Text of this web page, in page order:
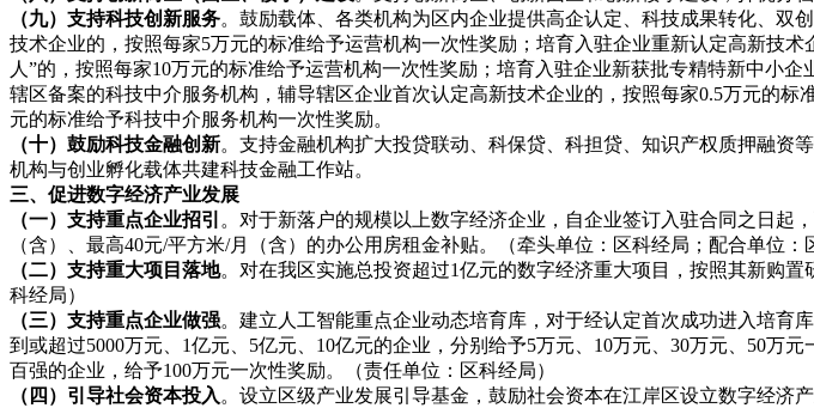
（九）支持科技创新服务。鼓励载体、各类机构为区内企业提供高企认定、科技成果转化、双
技术企业的，按照每家5万元的标准给予运营机构一次性奖励；培育入驻企业重新认定高新技
人”的，按照每家10万元的标准给予运营机构一次性奖励；培育入驻企业新获批专精特新中小企
辖区备案的科技中介服务机构，辅导辖区企业首次认定高新技术企业的，按照每家0.5万元的标
元的标准给予科技中介服务机构一次性奖励。
（十）鼓励科技金融创新。支持金融机构扩大投贷联动、科保贷、科担贷、知识产权质押融资
机构与创业孵化载体共建科技金融工作站。
三、促进数字经济产业发展
（一）支持重点企业招引 。对于新落户的规模以上数字经济企业，自企业签订入驻合同之日起
（含）、最高40元/平方米/月（含）的办公用房租金补贴。（牵头单位：区科经局；配合单位：
（二）支持重大项目落地。对在我区实施总投资超过1亿元的数字经济重大项目，按照其新购
科经局）
（三）支持重点企业做强。建立人工智能重点企业动态培育库，对于经认定首次成功进入培育
到或超过5000万元、1亿元、5亿元、10亿元的企业，分别给予5万元、10万元、30万元、50
百强的企业，给予100万元一次性奖励。（责任单位：区科经局）
（四）引导社会资本投入 。设立区级产业发展引导基金，鼓励社会资本在江岸区设立数字经济